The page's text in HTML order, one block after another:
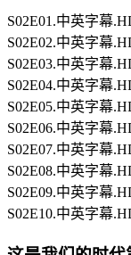
S02E01.中英字幕
S02E02.中英字幕
S02E03.中英字幕
S02E04.中英字幕
S02E05.中英字幕
S02E06.中英字幕
S02E07.中英字幕
S02E08.中英字幕
S02E09.中英字幕
S02E10.中英字幕